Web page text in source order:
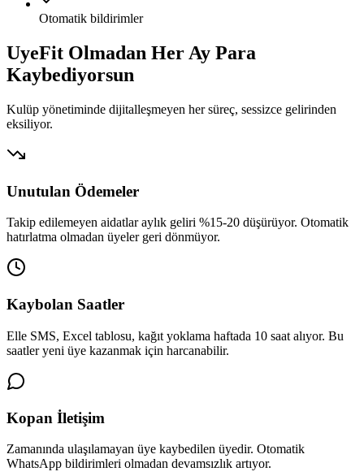
Otomatik bildirimler
UyeFit Olmadan Her Ay Para
Kaybediyorsun
Kulüp yönetiminde dijitalleşmeyen her süreç, sessizce gelirinden
eksiliyor.
Unutulan Ödemeler
Takip edilemeyen aidatlar aylık geliri %15-20 düşürüyor. Otomatik
hatırlatma olmadan üyeler geri dönmüyor.
Kaybolan Saatler
Elle SMS, Excel tablosu, kağıt yoklama haftada 10 saat alıyor. Bu
saatler yeni üye kazanmak için harcanabilir.
Kopan İletişim
Zamanında ulaşılamayan üye kaybedilen üyedir. Otomatik
WhatsApp bildirimleri olmadan devamsızlık artıyor.